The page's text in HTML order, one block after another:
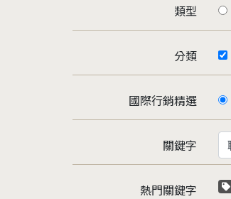
類型
分類
國際行銷精選
關鍵字
熱門關鍵字